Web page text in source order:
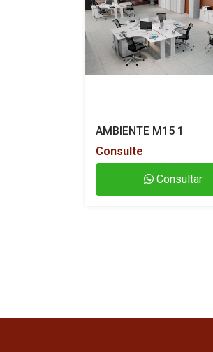
AMBIENTE M15 1
Consulte
Consultar